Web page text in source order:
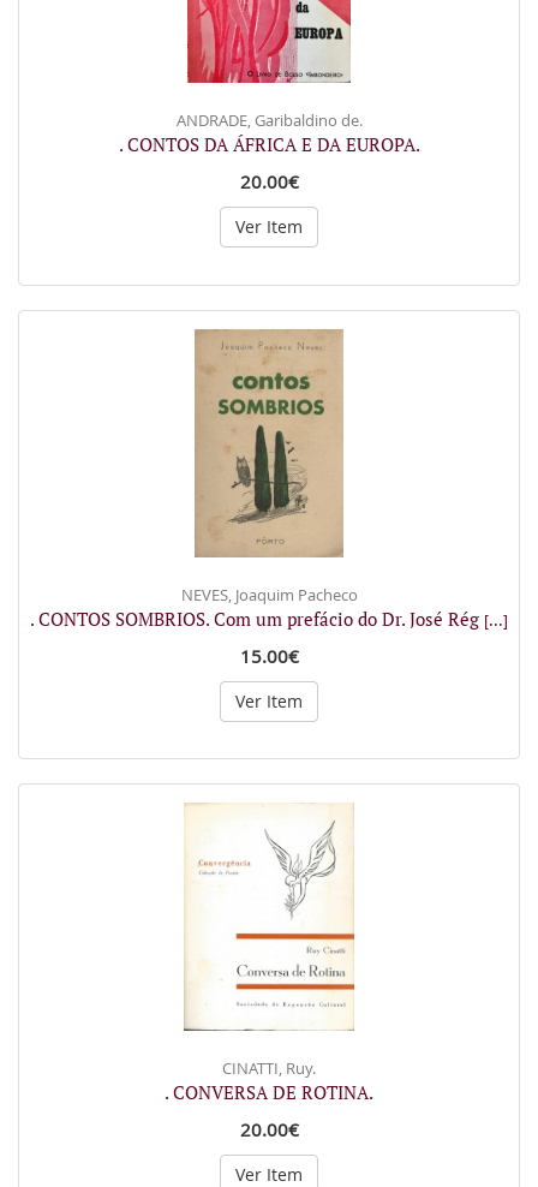
ANDRADE, Garibaldino de.
. CONTOS DA ÁFRICA E DA EUROPA.
20.00€
Ver Item
NEVES, Joaquim Pacheco
. CONTOS SOMBRIOS. Com um prefácio do Dr. José Rég [...]
15.00€
Ver Item
CINATTI, Ruy.
. CONVERSA DE ROTINA.
20.00€
Ver Item